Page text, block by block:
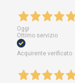
Oggi
Ottimo servizio
Acquirente verificato